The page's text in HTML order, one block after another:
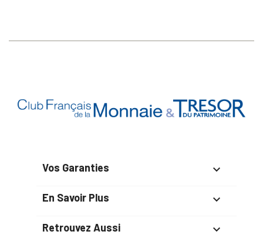
Vos Garanties 
En Savoir Plus 
Retrouvez Aussi 